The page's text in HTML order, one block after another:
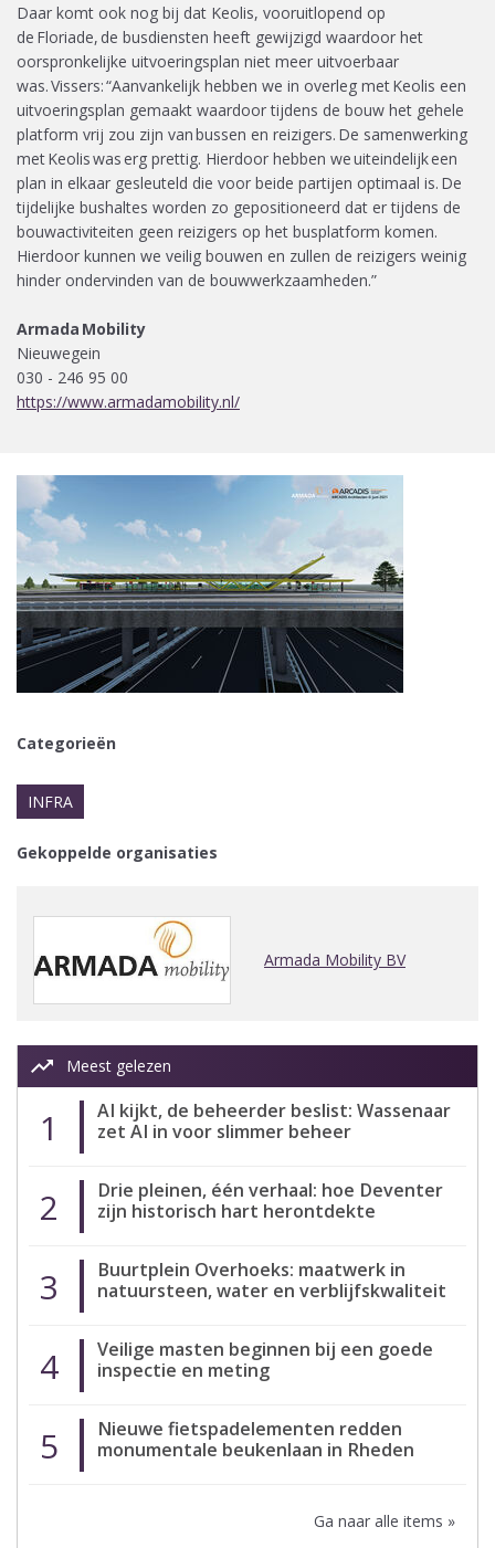
Daar komt ook nog bij dat Keolis, vooruitlopend op
de Floriade, de busdiensten heeft gewijzigd waardoor het
oorspronkelijke uitvoeringsplan niet meer uitvoerbaar
was. Vissers: “Aanvankelijk hebben we in overleg met Keolis een
uitvoeringsplan gemaakt waardoor tijdens de bouw het gehele
platform vrij zou zijn van bussen en reizigers. De samenwerking
met Keolis was erg prettig. Hierdoor hebben we uiteindelijk een
plan in elkaar gesleuteld die voor beide partijen optimaal is. De
tijdelijke bushaltes worden zo gepositioneerd dat er tijdens de
bouwactiviteiten geen reizigers op het busplatform komen.
Hierdoor kunnen we veilig bouwen en zullen de reizigers weinig
hinder ondervinden van de bouwwerkzaamheden.”
Armada Mobility
Nieuwegein
030 - 246 95 00
https://www.armadamobility.nl/
Categorieën
INFRA
Gekoppelde organisaties
Armada Mobility BV
trending_up Meest gelezen
1
AI kijkt, de beheerder beslist: Wassenaar
zet AI in voor slimmer beheer
2
Drie pleinen, één verhaal: hoe Deventer
zijn historisch hart herontdekte
3
Buurtplein Overhoeks: maatwerk in
natuursteen, water en verblijfskwaliteit
4
Veilige masten beginnen bij een goede
inspectie en meting
5
Nieuwe fietspadelementen redden
monumentale beukenlaan in Rheden
Ga naar alle items »